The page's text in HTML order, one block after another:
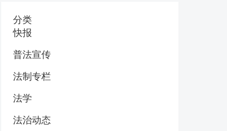
分类
快报
普法宣传
法制专栏
法学
法治动态